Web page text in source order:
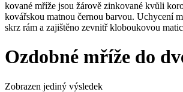
kované mříže jsou žárově zinkované kvůli
kovářskou matnou černou barvou. Uchycení
skrz rám a zajištěno zevnitř kloboukovou
Ozdobné mříže do
Zobrazen jediný výsledek